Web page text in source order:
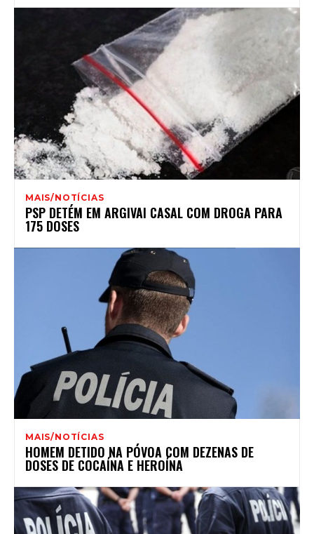
MAIS/NOTÍCIAS
PSP DETÉM EM ARGIVAI CASAL COM DROGA PARA
175 DOSES
MAIS/NOTÍCIAS
HOMEM DETIDO NA PÓVOA COM DEZENAS DE
DOSES DE COCAÍNA E HEROÍNA